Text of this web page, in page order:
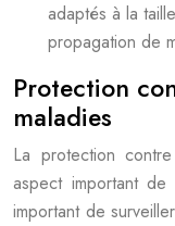
adaptés à la
propagation de
Protection
maladies
La protection
aspect important de
important de